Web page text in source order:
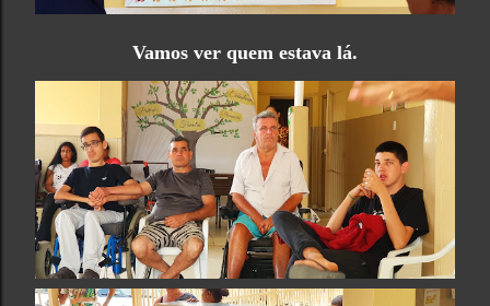
Vamos ver quem estava lá.